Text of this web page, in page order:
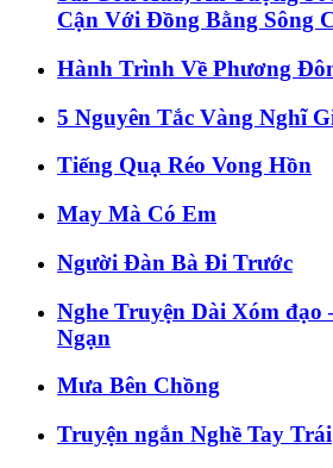
Cận Với Đồng Bằng Sông
Hành Trình Về Phương
5 Nguyên Tắc Vàng Nghĩ
Tiếng Quạ Réo Vong Hồn
May Mà Có Em
Người Đàn Bà Đi Trước
Nghe Truyện Dài Xóm đạo
Ngạn
Mưa Bên Chồng
Truyện ngắn Nghề Tay Trái